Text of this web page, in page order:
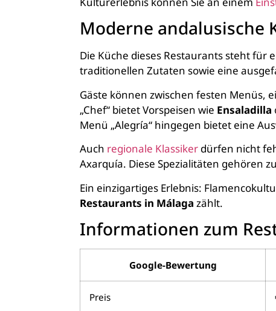
Moderne andalusische
Die Küche dieses Restaurants steht
traditionellen Zutaten sowie eine
Gäste können zwischen festen Menüs,
„Chef“ bietet Vorspeisen wie Ensaladilla
Menü „Alegría“ hingegen bietet eine
Auch regionale Klassiker dürfen nicht
Axarquía. Diese Spezialitäten gehören
Ein einzigartiges Erlebnis:
Restaurants in Málaga zählt.
Informationen zum
Google-Bewertung
Preis